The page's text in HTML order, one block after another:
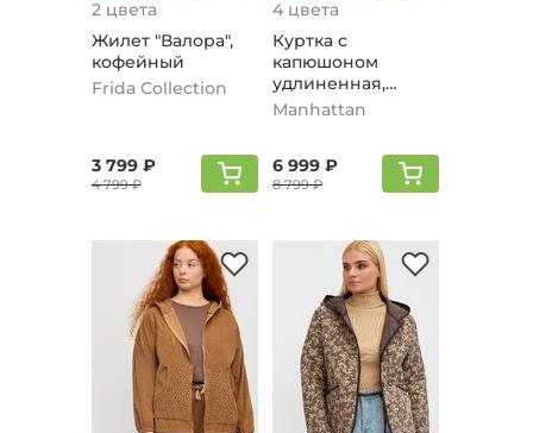
2 цвета
Жилет "Валора",
кофейный
Frida Collection
3 799 ₽
4 799 ₽
4 цвета
Куртка с
капюшоном
удлиненная,
капучино
Manhattan
6 999 ₽
8 799 ₽